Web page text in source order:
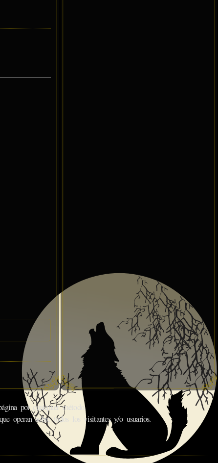
por cualquier método.
operan sobre todos los visitantes y/o usuarios.